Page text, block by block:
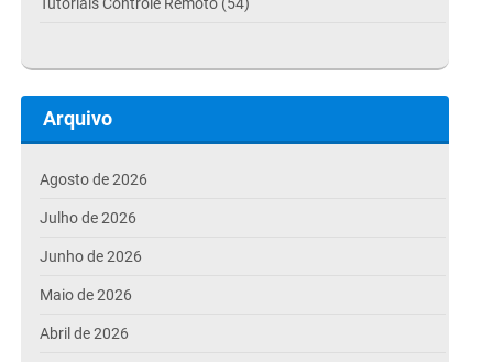
Arquivo
Agosto de 2026
Julho de 2026
Junho de 2026
Maio de 2026
Abril de 2026